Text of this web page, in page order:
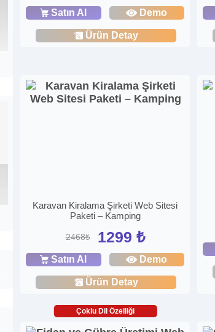
Satın Al Demo
Ürün Detay
Karavan Kiralama Şirketi Web Sitesi
Paketi – Kamping
2468₺ 1299 ₺
Satın Al Demo
Ürün Detay
Çoklu Dil Özelliği